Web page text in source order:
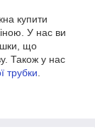
купити
У нас ви
що
Також у нас
трубки